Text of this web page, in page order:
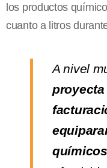
los productos
cuanto a litros
A nivel
proyecta
químicos